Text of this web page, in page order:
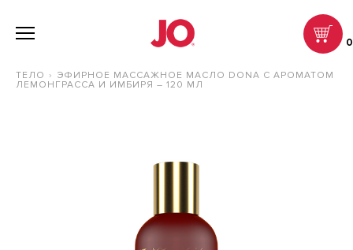
0
ТЕЛО
ЭФИРНОЕ МАССАЖНОЕ МАСЛО DONA С АРОМАТОМ
ЛЕМОНГРАССА И ИМБИРЯ – 120 МЛ